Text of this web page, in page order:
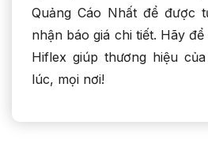
Quảng Cáo Nhất để được
nhận báo giá chi tiết. Hãy
Hiflex giúp thương hiệu
lúc, mọi nơi!